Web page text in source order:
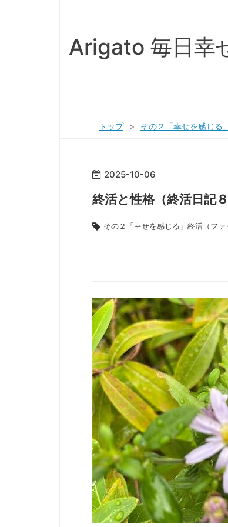
Arigato 毎日幸
トップ > その２「幸せを感じる
2025-10-06
終活と性格（終活日記８
その２「幸せを感じる」終活（ファ